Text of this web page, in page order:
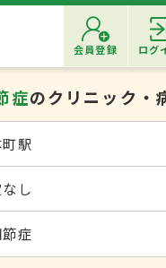
会員登録 ログ
症のクリニック・
駅
し
症